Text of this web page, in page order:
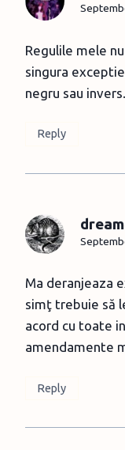
Regulile mele
singura
negru sau
Reply
Ma deranjeaza
simţ trebuie să
acord cu toate
amendamente
Reply